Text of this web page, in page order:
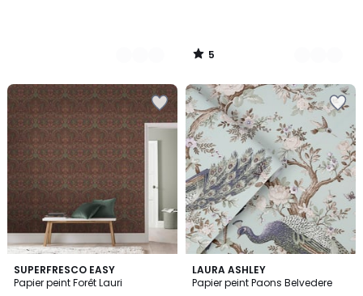
5
/
SUPERFRESCO EASY
Papier peint Forêt Lauri
2
Couleurs
LAURA ASHLEY
Papier peint Paons Belvedere
5
Couleurs